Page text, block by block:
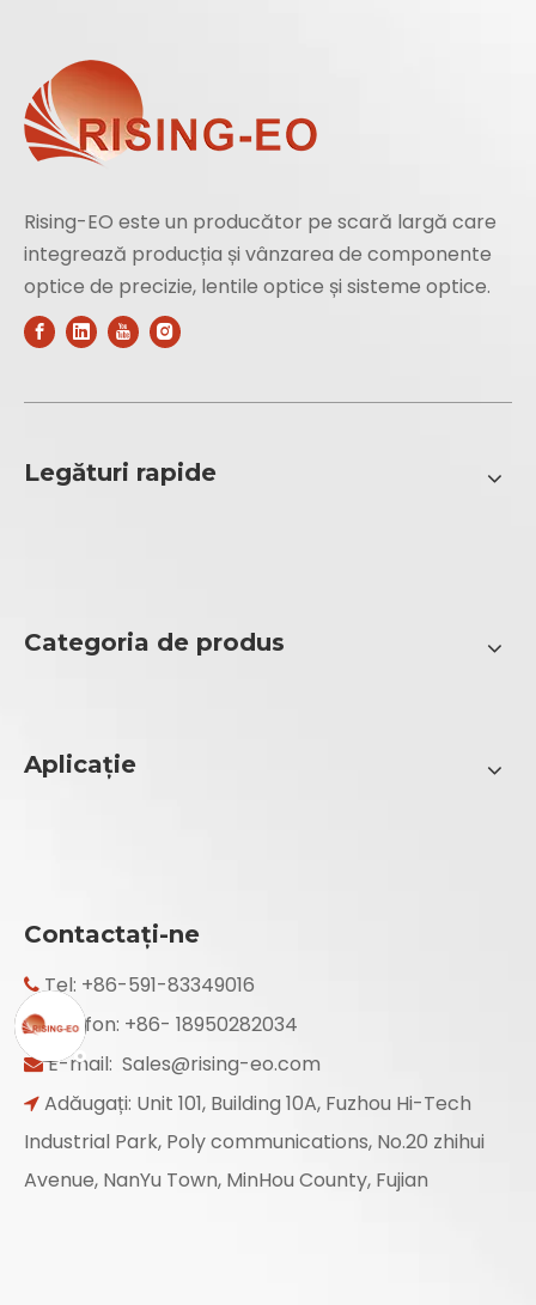
Rising-EO este un producător pe scară largă care
integrează producția și vânzarea de componente
optice de precizie, lentile optice și sisteme optice.
Legături rapide
Categoria de produs
Aplicație
Contactaţi-ne
 Tel: +86-591-83349016
 Telefon: +86- 18950282034
E-mail: Sales@rising-eo.com
 Adăugați: Unit 101, Building 10A, Fuzhou Hi-Tech
Industrial Park, Poly communications, No.20 zhihui
Avenue, NanYu Town, MinHou County, Fujian